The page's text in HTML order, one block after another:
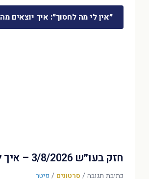
״אין לי מה לחסוך״: איך יוצאים
חזק בעו״ש 3/8/2026 – איך לחסוך במס בפיצויים?
כתיבת תגובה/ סרטונים / פיטר